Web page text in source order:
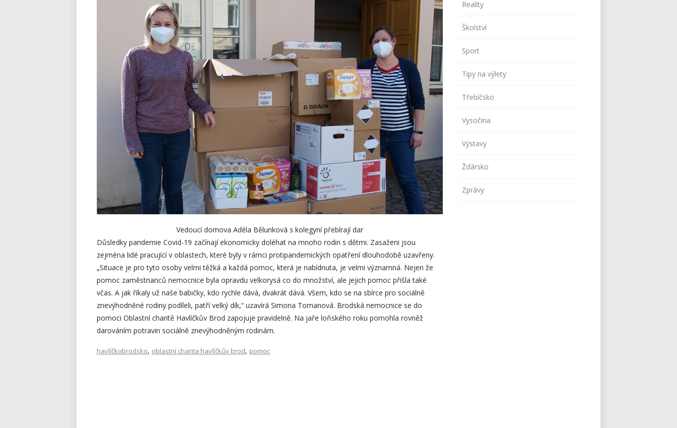
Vedoucí domova Adéla Bělunková s kolegyní přebírají dar
Důsledky pandemie Covid-19 začínají ekonomicky doléhat na mnoho rodin s dětmi. Zasaženi jsou
zejména lidé pracující v oblastech, které byly v rámci protipandemických opatření dlouhodobě uzavřeny.
„Situace je pro tyto osoby velmi těžká a každá pomoc, která je nabídnuta, je velmi významná. Nejen že
pomoc zaměstnanců nemocnice byla opravdu velkorysá co do množství, ale jejich pomoc přišla také
včas. A jak říkaly už naše babičky, kdo rychle dává, dvakrát dává. Všem, kdo se na sbírce pro sociálně
znevýhodněné rodiny podíleli, patří velký dík,“ uzavírá Simona Tomanová. Brodská nemocnice se do
pomoci Oblastní charitě Havlíčkův Brod zapojuje pravidelně. Na jaře loňského roku pomohla rovněž
darováním potravin sociálně znevýhodněným rodinám.
havlíčkobrodsko, oblastní charita havlíčkův brod, pomoc
Reality
Školství
Sport
Tipy na výlety
Třebíčsko
Vysočina
Výstavy
Žďársko
Zprávy